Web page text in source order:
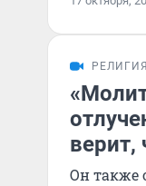
РЕЛИГИЯ
верит,
Он также